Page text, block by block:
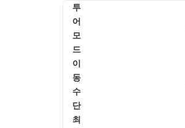
투
어
모
드
이
동
수
단
최